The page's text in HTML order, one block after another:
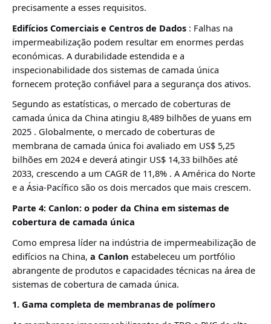
precisamente a esses requisitos.
Edifícios Comerciais e Centros de Dados : Falhas na
impermeabilização podem resultar em enormes perdas
económicas. A durabilidade estendida e a
inspecionabilidade dos sistemas de camada única
fornecem proteção confiável para a segurança dos ativos.
Segundo as estatísticas, o mercado de coberturas de
camada única da China atingiu 8,489 bilhões de yuans em
2025 . Globalmente, o mercado de coberturas de
membrana de camada única foi avaliado em US$ 5,25
bilhões em 2024 e deverá atingir US$ 14,33 bilhões até
2033, crescendo a um CAGR de 11,8% . A América do Norte
e a Ásia-Pacífico são os dois mercados que mais crescem.
Parte 4: Canlon: o poder da China em sistemas de
cobertura de camada única
Como empresa líder na indústria de impermeabilização de
edifícios na China, a Canlon estabeleceu um portfólio
abrangente de produtos e capacidades técnicas na área de
sistemas de cobertura de camada única.
1. Gama completa de membranas de polímero